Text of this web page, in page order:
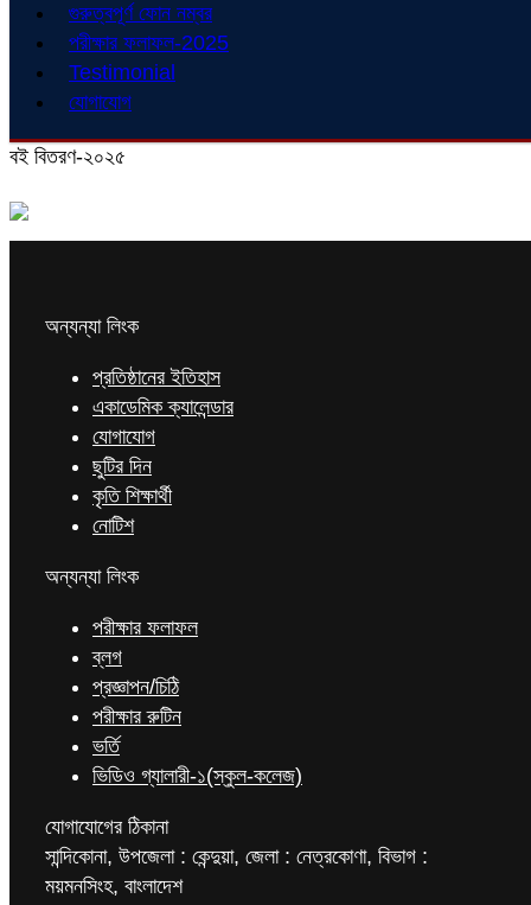
গুরুত্বপূর্ণ ফোন নম্বর
পরীক্ষার ফলাফল-2025
Testimonial
যোগাযোগ
বই বিতরণ-২০২৫
অন্যন্যা লিংক
প্রতিষ্ঠানের ইতিহাস
একাডেমিক ক্যালেন্ডার
যোগাযোগ
ছুটির দিন
কৃতি শিক্ষার্থী
নোটিশ
অন্যন্যা লিংক
পরীক্ষার ফলাফল
ব্লগ
প্রজ্ঞাপন/চিঠি
পরীক্ষার রুটিন
ভর্তি
ভিডিও গ্যালারী-১(স্কুল-কলেজ)
যোগাযোগের ঠিকানা
সান্দিকোনা, উপজেলা : কেন্দুয়া, জেলা : নেত্রকোণা, বিভাগ :
ময়মনসিংহ, বাংলাদেশ